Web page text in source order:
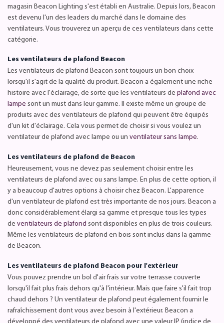
magasin Beacon Lighting s'est établi en Australie. Depuis lors, Beacon
est devenu l'un des leaders du marché dans le domaine des
ventilateurs. Vous trouverez un aperçu de ces ventilateurs dans cette
catégorie.
Les ventilateurs de plafond Beacon
Les ventilateurs de plafond Beacon sont toujours un bon choix
lorsqu'il s'agit de la qualité du produit. Beacon a également une riche
histoire avec l'éclairage, de sorte que les ventilateurs de plafond avec
lampe sont un must dans leur gamme. Il existe même un groupe de
produits avec des ventilateurs de plafond qui peuvent être équipés
d'un kit d'éclairage. Cela vous permet de choisir si vous voulez un
ventilateur de plafond avec lampe ou un ventilateur sans lampe.
Les ventilateurs de plafond de Beacon
Heureusement, vous ne devez pas seulement choisir entre les
ventilateurs de plafond avec ou sans lampe. En plus de cette option, il
y a beaucoup d'autres options à choisir chez Beacon. L'apparence
d'un ventilateur de plafond est très importante de nos jours. Beacon a
donc considérablement élargi sa gamme et presque tous les types
de ventilateurs de plafond sont disponibles en plus de trois couleurs.
Même les ventilateurs de plafond en bois sont inclus dans la gamme
de Beacon.
Les ventilateurs de plafond Beacon pour l'extérieur
Vous pouvez prendre un bol d'air frais sur votre terrasse couverte
lorsqu'il fait plus frais dehors qu'à l'intérieur. Mais que faire s'il fait trop
chaud dehors ? Un ventilateur de plafond peut également fournir le
rafraîchissement dont vous avez besoin à l'extérieur. Beacon a